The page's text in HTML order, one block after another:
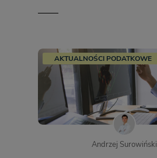
AKTUALNOŚCI PODATKOWE
Andrzej Surowiński